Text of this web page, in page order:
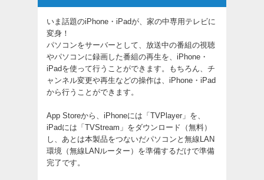
いま話題のiPhone・iPadが、家の中専用テレビに
変身！
パソコンをサーバーとして、放送中の番組の視聴
やパソコンに録画した番組の再生を、iPhone・
iPadを使って行うことができます。もちろん、チ
ャンネル変更や再生などの操作は、iPhone・iPad
から行うことができます。
App Storeから、iPhoneには「TVPlayer」を、
iPadには「TVStream」をダウンロード（無料）
し、あとは本製品をつないだパソコンと無線LAN
環境（無線LANルーター）を準備するだけで準備
完了です。